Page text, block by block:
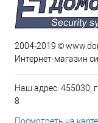
2004-2019 ©
Интернет-магазин
Наш адрес: 455030,
8